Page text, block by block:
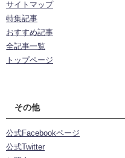
サイトマップ
特集記事
おすすめ記事
全記事一覧
トップページ
その他
公式Facebookページ
公式Twitter